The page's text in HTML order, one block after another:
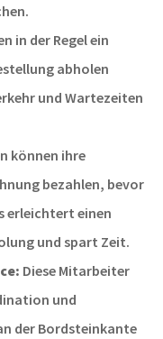
in der Regelein
abholen
und Wartezeiten
können ihre
bezahlen, bevor
erleichtert einen
und spart Zeit.
Diese Mitarbeiter
und
der Bordsteinkante